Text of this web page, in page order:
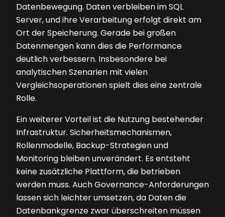
Datenbewegung. Daten verbleiben im SQL
Server, und ihre Verarbeitung erfolgt direkt am
Ort der Speicherung. Gerade bei großen
Datenmengen kann dies die Performance
deutlich verbessern. Insbesondere bei
analytischen Szenarien mit vielen
Vergleichsoperationen spielt dies eine zentrale
Rolle.
Ein weiterer Vorteil ist die Nutzung bestehender
Infrastruktur. Sicherheitsmechanismen,
Rollenmodelle, Backup-Strategien und
Monitoring bleiben unverändert. Es entsteht
keine zusätzliche Plattform, die betrieben
werden muss. Auch Governance-Anforderungen
lassen sich leichter umsetzen, da Daten die
Datenbankgrenze zwar überschreiten müssen